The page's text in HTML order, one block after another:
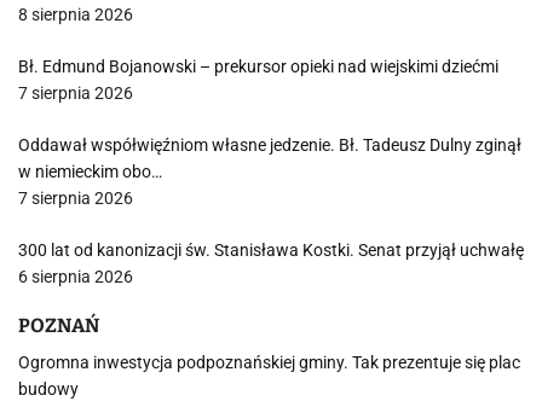
8 sierpnia 2026
Bł. Edmund Bojanowski – prekursor opieki nad wiejskimi dziećmi
7 sierpnia 2026
Oddawał współwięźniom własne jedzenie. Bł. Tadeusz Dulny zginął
w niemieckim obo…
7 sierpnia 2026
300 lat od kanonizacji św. Stanisława Kostki. Senat przyjął uchwałę
6 sierpnia 2026
POZNAŃ
Ogromna inwestycja podpoznańskiej gminy. Tak prezentuje się plac
budowy